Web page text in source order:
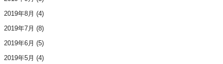
2019年8月 (4)
2019年7月 (8)
2019年6月 (5)
2019年5月 (4)